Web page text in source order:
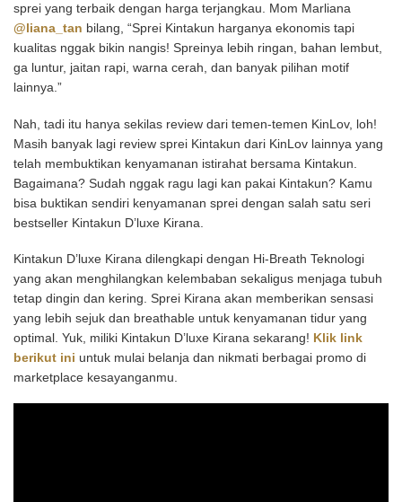
sprei yang terbaik dengan harga terjangkau. Mom Marliana
@liana_tan bilang, “Sprei Kintakun harganya ekonomis tapi
kualitas nggak bikin nangis! Spreinya lebih ringan, bahan lembut,
ga luntur, jaitan rapi, warna cerah, dan banyak pilihan motif
lainnya.”
Nah, tadi itu hanya sekilas review dari temen-temen KinLov, loh!
Masih banyak lagi review sprei Kintakun dari KinLov lainnya yang
telah membuktikan kenyamanan istirahat bersama Kintakun.
Bagaimana? Sudah nggak ragu lagi kan pakai Kintakun? Kamu
bisa buktikan sendiri kenyamanan sprei dengan salah satu seri
bestseller Kintakun D’luxe Kirana.
Kintakun D’luxe Kirana dilengkapi dengan Hi-Breath Teknologi
yang akan menghilangkan kelembaban sekaligus menjaga tubuh
tetap dingin dan kering. Sprei Kirana akan memberikan sensasi
yang lebih sejuk dan breathable untuk kenyamanan tidur yang
optimal. Yuk, miliki Kintakun D’luxe Kirana sekarang! Klik link
berikut ini untuk mulai belanja dan nikmati berbagai promo di
marketplace kesayanganmu.